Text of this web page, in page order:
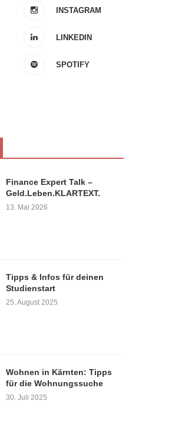
INSTAGRAM
LINKEDIN
SPOTIFY
Finance Expert Talk –
Geld.Leben.KLARTEXT.
13. Mai 2026
Tipps & Infos für deinen
Studienstart
25. August 2025
Wohnen in Kärnten: Tipps
für die Wohnungssuche
30. Juli 2025